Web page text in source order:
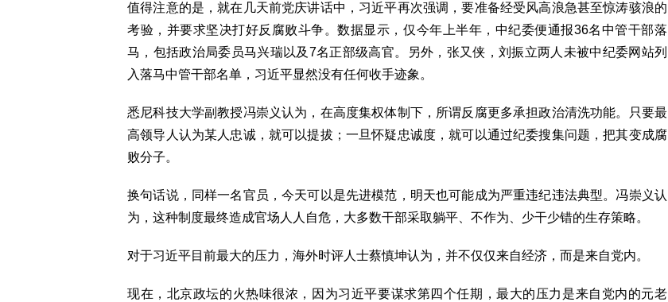
值得注意的是，就在几天前党庆讲话中，习近平再次强调，要准备经受风高浪急甚至惊涛骇浪的
考验，并要求坚决打好反腐败斗争。数据显示，仅今年上半年，中纪委便通报36名中管干部落
马，包括政治局委员马兴瑞以及7名正部级高官。另外，张又侠，刘振立两人未被中纪委网站列
入落马中管干部名单，习近平显然没有任何收手迹象。
悉尼科技大学副教授冯崇义认为，在高度集权体制下，所谓反腐更多承担政治清洗功能。只要最
高领导人认为某人忠诚，就可以提拔；一旦怀疑忠诚度，就可以通过纪委搜集问题，把其变成腐
败分子。
换句话说，同样一名官员，今天可以是先进模范，明天也可能成为严重违纪违法典型。冯崇义认
为，这种制度最终造成官场人人自危，大多数干部采取躺平、不作为、少干少错的生存策略。
对于习近平目前最大的压力，海外时评人士蔡慎坤认为，并不仅仅来自经济，而是来自党内。
现在，北京政坛的火热味很浓，因为习近平要谋求第四个任期，最大的压力是来自党内的元老